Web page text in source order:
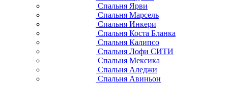
Спальня Ярви
Спальня Марсель
Спальня Инкери
Спальня Коста Бланка
Спальня Калипсо
Спальня Лофи СИТИ
Спальня Мексика
Спальня Аледжи
Спальня Авиньон